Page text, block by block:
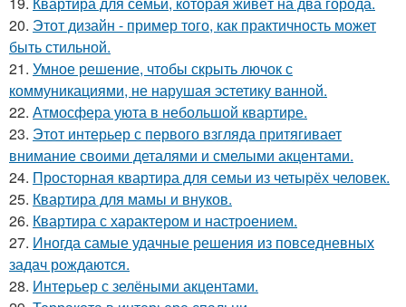
20. Этот дизайн - пример того, как практичность может
быть стильной.
21. Умное решение, чтобы скрыть лючок с
коммуникациями, не нарушая эстетику ванной.
22. Атмосфера уюта в небольшой квартире.
23. Этот интерьер с первого взгляда притягивает
внимание своими деталями и смелыми акцентами.
24. Просторная квартира для семьи из четырёх человек.
25. Квартира для мамы и внуков.
26. Квартира с характером и настроением.
27. Иногда самые удачные решения из повседневных
задач рождаются.
28. Интерьер с зелёными акцентами.